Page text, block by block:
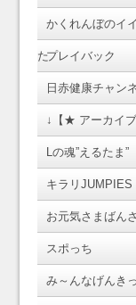
かくれんぼのイ
たプレイバック
日赤健康チャン
↓【★ アーカイ
Lの魂”えるたま”
キラリJUMPIES
お元気さまばん
スポっち
み～んなげんき